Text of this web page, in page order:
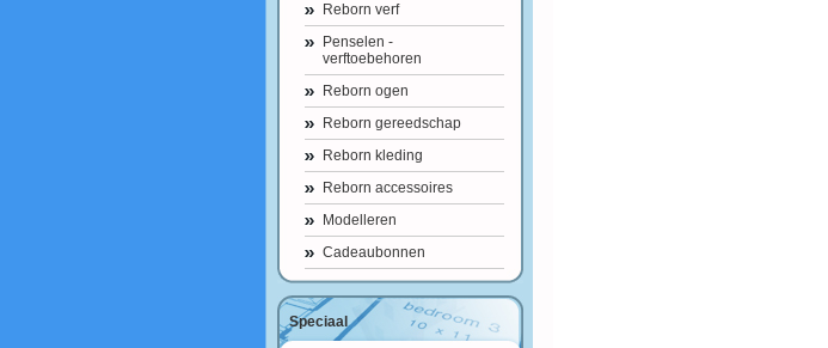
Reborn verf
Penselen -
verftoebehoren
Reborn ogen
Reborn gereedschap
Reborn kleding
Reborn accessoires
Modelleren
Cadeaubonnen
Speciaal